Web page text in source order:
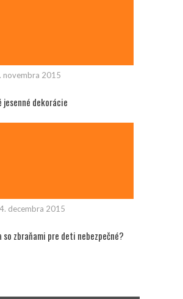
novembra 2015
jesenné dekorácie
decembra 2015
so zbraňami pre deti nebezpečné?